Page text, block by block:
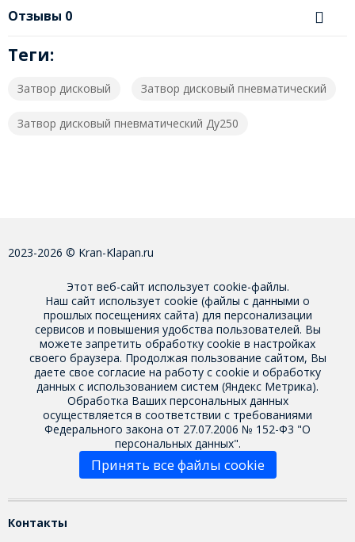
Отзывы 0
Теги:
Затвор дисковый Затвор дисковый пневматический
Затвор дисковый пневматический Ду250
2023-2026 © Kran-Klapan.ru
Этот веб-сайт использует cookie-файлы.
Наш сайт использует cookie (файлы с данными о
прошлых посещениях сайта) для персонализации
сервисов и повышения удобства пользователей. Вы
можете запретить обработку cookie в настройках
своего браузера. Продолжая пользование сайтом, Вы
даете свое согласие на работу с cookie и обработку
данных с использованием систем (Яндекс Метрика).
Обработка Ваших персональных данных
осуществляется в соответствии с требованиями
Федерального закона от 27.07.2006 № 152-Ф3 "О
персональных данных".
Принять все файлы cookie
Контакты